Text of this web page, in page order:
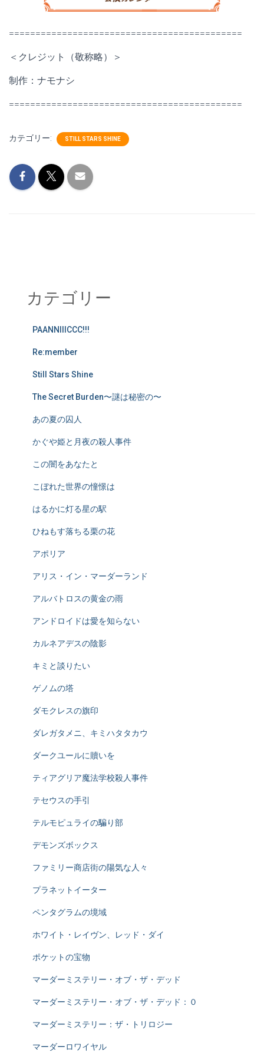
============================================
＜クレジット（敬称略）＞
制作：ナモナシ
============================================
カテゴリー: STILL STARS SHINE
カテゴリー
PAANNIIICCC!!!
Re:member
Still Stars Shine
The Secret Burden〜謎は秘密の〜
あの夏の囚人
かぐや姫と月夜の殺人事件
この闇をあなたと
こぼれた世界の憧憬は
はるかに灯る星の駅
ひねもす落ちる栗の花
アポリア
アリス・イン・マーダーランド
アルバトロスの黄金の雨
アンドロイドは愛を知らない
カルネアデスの陰影
キミと談りたい
ゲノムの塔
ダモクレスの旗印
ダレガタメニ、キミハタタカウ
ダークユールに贖いを
ティアグリア魔法学校殺人事件
テセウスの手引
テルモピュライの騙り部
デモンズボックス
ファミリー商店街の陽気な人々
プラネットイーター
ペンタグラムの境域
ホワイト・レイヴン、レッド・ダイ
ポケットの宝物
マーダーミステリー・オブ・ザ・デッド
マーダーミステリー・オブ・ザ・デッド：０
マーダーミステリー：ザ・トリロジー
マーダーロワイヤル